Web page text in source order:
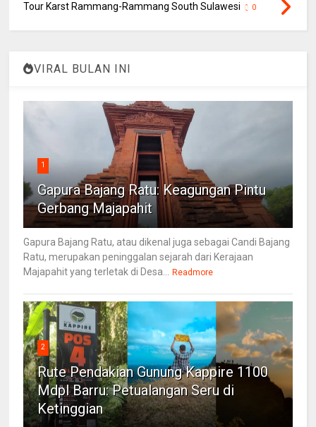
Tour Karst Rammang-Rammang South Sulawesi 0
VIRAL BULAN INI
1
Gapura Bajang Ratu: Keagungan Pintu
Gerbang Majapahit
Gapura Bajang Ratu, atau dikenal juga sebagai Candi Bajang
Ratu, merupakan peninggalan sejarah dari Kerajaan
Majapahit yang terletak di Desa...
Readmore
2
Rute Pendakian Gunung Kappire 1100
Mdpl Barru: Petualangan Seru di
Ketinggian